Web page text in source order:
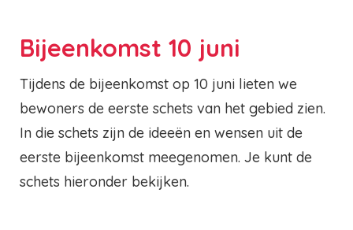
Bijeenkomst 10 juni
Tijdens de bijeenkomst op 10 juni lieten we
bewoners de eerste schets van het gebied zien.
In die schets zijn de ideeën en wensen uit de
eerste bijeenkomst meegenomen. Je kunt de
schets hieronder bekijken.